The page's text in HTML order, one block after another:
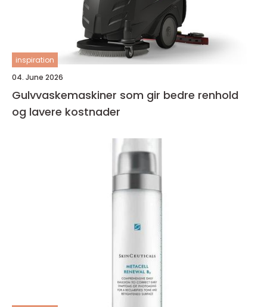
inspiration
04. June 2026
Gulvvaskemaskiner som gir bedre renhold
og lavere kostnader